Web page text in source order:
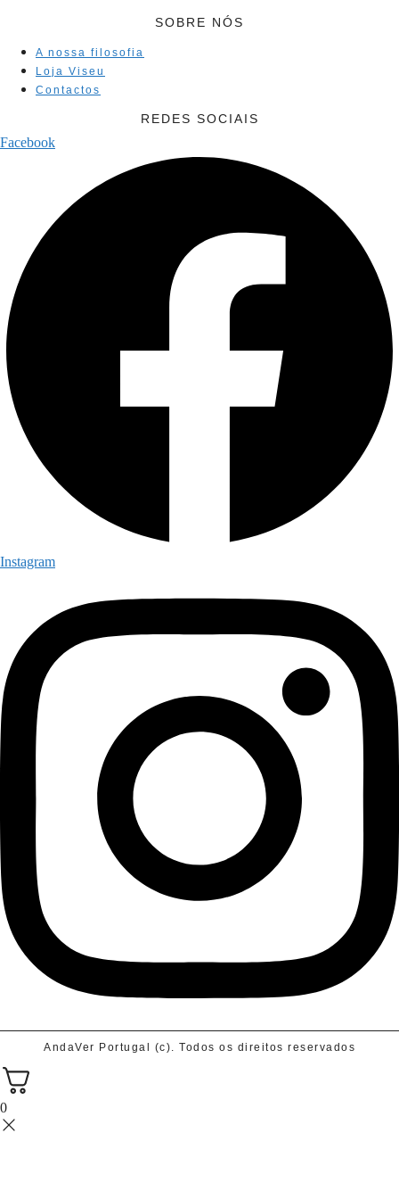
SOBRE NÓS
A nossa filosofia
Loja Viseu
Contactos
REDES SOCIAIS
Facebook
Instagram
AndaVer Portugal (c). Todos os direitos reservados
0